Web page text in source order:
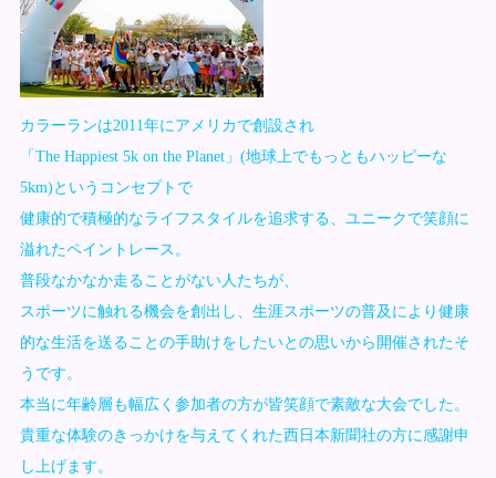
カラーランは2011年にアメリカで創設され
「The Happiest 5k on the Planet」(地球上でもっともハッピーな
5km)というコンセプトで
健康的で積極的なライフスタイルを追求する、ユニークで笑顔に
溢れたペイントレース。
普段なかなか走ることがない人たちが、
スポーツに触れる機会を創出し、生涯スポーツの普及により健康
的な生活を送ることの手助けをしたいとの思いから開催されたそ
うです。
本当に年齢層も幅広く参加者の方が皆笑顔で素敵な大会でした。
貴重な体験のきっかけを与えてくれた西日本新聞社の方に感謝申
し上げます。